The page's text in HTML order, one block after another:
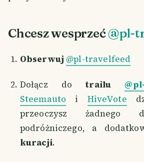
Chcesz wesprzeć@pl-
Obserwuj @pl-travelfeed
Dołącz dotrailu
Steemauto i HiveVote
przeoczysz żadnego
podróżniczego, a
kuracji.